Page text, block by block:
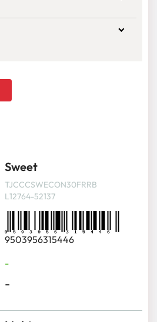
Sweet
TJCCCSWECON30FRRB
L12764-52137
9503956315446
-
-